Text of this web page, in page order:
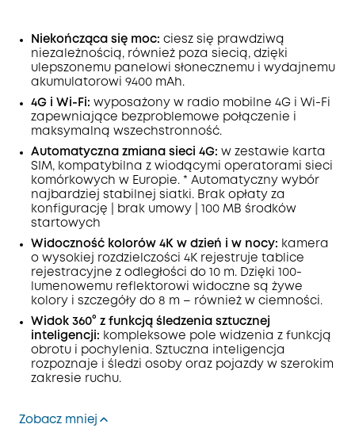
Wyłączony
Kod:
KOPIA
Niekończąca się moc: ciesz się prawdziwą
niezależnością, również poza siecią, dzięki
ulepszonemu panelowi słonecznemu i wydajnemu
akumulatorowi 9400 mAh.
4G i Wi-Fi: wyposażony w radio mobilne 4G i Wi-Fi
zapewniające bezproblemowe połączenie i
maksymalną wszechstronność.
Automatyczna zmiana sieci 4G: w zestawie karta
SIM, kompatybilna z wiodącymi operatorami sieci
komórkowych w Europie. * Automatyczny wybór
najbardziej stabilnej siatki. Brak opłaty za
konfigurację | brak umowy | 100 MB środków
startowych
Widoczność kolorów 4K w dzień i w nocy: kamera
o wysokiej rozdzielczości 4K rejestruje tablice
rejestracyjne z odległości do 10 m. Dzięki 100-
lumenowemu reflektorowi widoczne są żywe
kolory i szczegóły do 8 m – również w ciemności.
Widok 360° z funkcją śledzenia sztucznej
inteligencji: kompleksowe pole widzenia z funkcją
obrotu i pochylenia. Sztuczna inteligencja
rozpoznaje i śledzi osoby oraz pojazdy w szerokim
zakresie ruchu.
Zobacz mniej